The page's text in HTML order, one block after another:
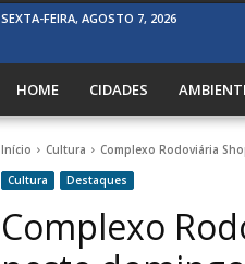
SEXTA-FEIRA, AGOSTO 7, 2026
HOME CIDADES
Início Cultura
Complexo Rodoviária
Cultura
Destaques
Complexo